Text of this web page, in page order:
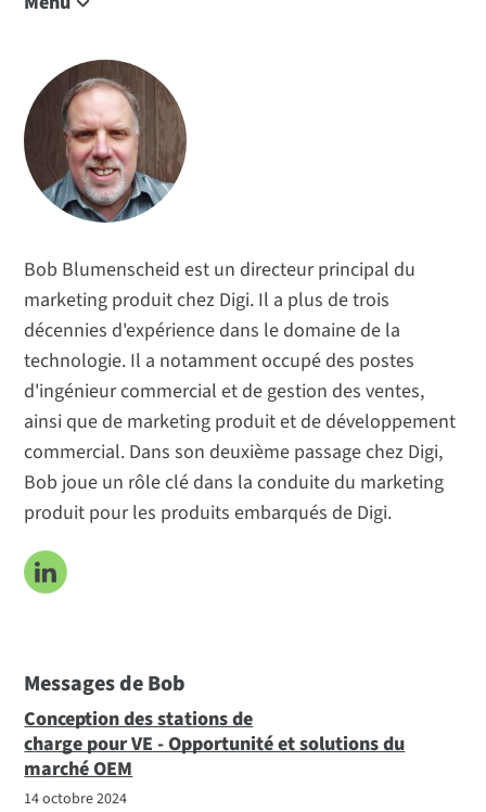
IoT Tendances
Aperçus techniques
Applications
Sujets populaires
Rencontrez l'équipe
Bob Blumenscheid est un directeur principal du
marketing produit chez Digi. Il a plus de trois
décennies d'expérience dans le domaine de la
technologie. Il a notamment occupé des postes
d'ingénieur commercial et de gestion des ventes,
ainsi que de marketing produit et de développement
commercial. Dans son deuxième passage chez Digi,
Bob joue un rôle clé dans la conduite du marketing
produit pour les produits embarqués de Digi.
Messages de Bob
Conception des stations de
charge pour VE - Opportunité et solutions du
marché OEM
14 octobre 2024